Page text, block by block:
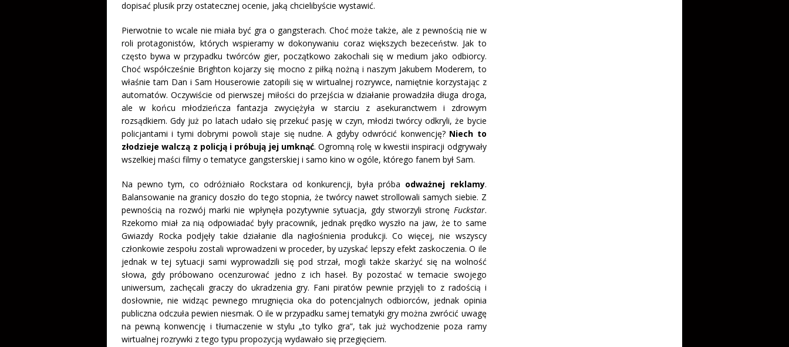
dopisać plusik przy ostatecznej ocenie, jaką chcielibyście wystawić.
Pierwotnie to wcale nie miała być gra o gangsterach. Choć może także, ale z pewnością nie w
roli protagonistów, których wspieramy w dokonywaniu coraz większych bezeceństw. Jak to
często bywa w przypadku twórców gier, początkowo zakochali się w medium jako odbiorcy.
Choć współcześnie Brighton kojarzy się mocno z piłką nożną i naszym Jakubem Moderem, to
właśnie tam Dan i Sam Houserowie zatopili się w wirtualnej rozrywce, namiętnie korzystając z
automatów. Oczywiście od pierwszej miłości do przejścia w działanie prowadziła długa droga,
ale w końcu młodzieńcza fantazja zwyciężyła w starciu z asekuranctwem i zdrowym
rozsądkiem. Gdy już po latach udało się przekuć pasję w czyn, młodzi twórcy odkryli, że bycie
policjantami i tymi dobrymi powoli staje się nudne. A gdyby odwrócić konwencję? Niech to
złodzieje walczą z policją i próbują jej umknąć. Ogromną rolę w kwestii inspiracji odgrywały
wszelkiej maści filmy o tematyce gangsterskiej i samo kino w ogóle, którego fanem był Sam.
Na pewno tym, co odróżniało Rockstara od konkurencji, była próba odważnej reklamy.
Balansowanie na granicy doszło do tego stopnia, że twórcy nawet strollowali samych siebie. Z
pewnością na rozwój marki nie wpłynęła pozytywnie sytuacja, gdy stworzyli stronę Fuckstar.
Rzekomo miał za nią odpowiadać były pracownik, jednak prędko wyszło na jaw, że to same
Gwiazdy Rocka podjęły takie działanie dla nagłośnienia produkcji. Co więcej, nie wszyscy
członkowie zespołu zostali wprowadzeni w proceder, by uzyskać lepszy efekt zaskoczenia. O ile
jednak w tej sytuacji sami wyprowadzili się pod strzał, mogli także skarżyć się na wolność
słowa, gdy próbowano ocenzurować jedno z ich haseł. By pozostać w temacie swojego
uniwersum, zachęcali graczy do ukradzenia gry. Fani piratów pewnie przyjęli to z radością i
dosłownie, nie widząc pewnego mrugnięcia oka do potencjalnych odbiorców, jednak opinia
publiczna odczuła pewien niesmak. O ile w przypadku samej tematyki gry można zwrócić uwagę
na pewną konwencję i tłumaczenie w stylu „to tylko gra”, tak już wychodzenie poza ramy
wirtualnej rozrywki z tego typu propozycją wydawało się przegięciem.